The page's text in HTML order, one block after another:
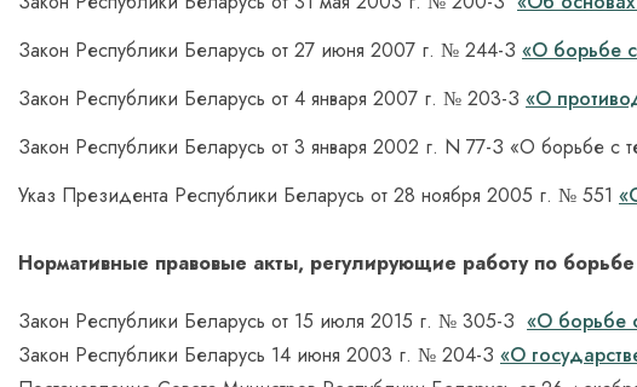
Закон Республики Беларусь от 27 июня 2007 г. № 244-З «О борьбе
Закон Республики Беларусь от 4 января 2007 г. № 203-З «О
Закон Республики Беларусь от 3 января 2002 г. N 77-З «О борьбе с
Указ Президента Республики Беларусь от 28 ноября 2005 г. № 551
Нормативные правовые акты, регулирующие работу по
Закон Республики Беларусь от 15 июля 2015 г. № 305-З «О борьбе
Закон Республики Беларусь 14 июня 2003 г. № 204-З «О